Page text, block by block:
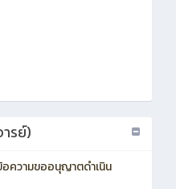
รย์)
ความขออนุญาตดำเนิน